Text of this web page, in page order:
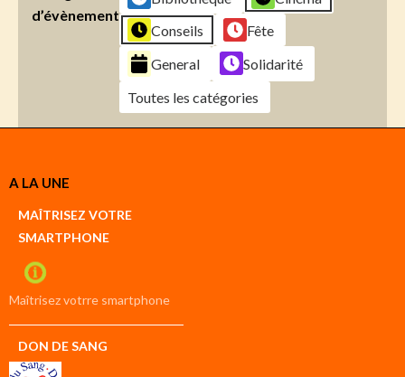
d’évènement
Conseils
Fête
General
Solidarité
Toutes les catégories
Créer
compte
compte
A LA UNE
MAÎTRISEZ VOTRE
SMARTPHONE
Maîtrisez votrre smartphone
DON DE SANG